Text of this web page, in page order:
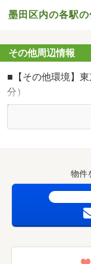
東武鉄道「曳舟」駅
墨田区内の各駅
その他周辺情報
■【その他環境】
分）
■【その他環境】
■【スーパー】東
■【小学校】墨田
■【中学校】墨田
■【ショッピング
10分）
■【コンビニ】セ
288m・徒歩4分）
物件